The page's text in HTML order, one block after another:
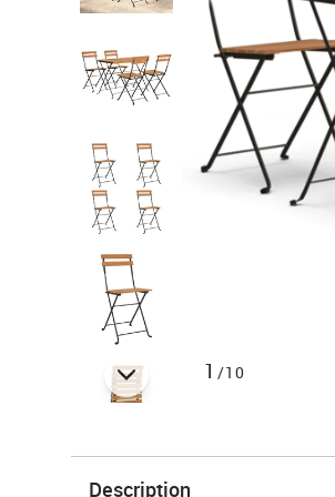
1 /10
Description